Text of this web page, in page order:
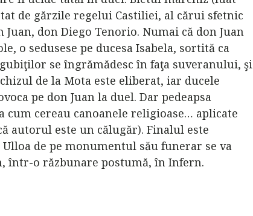
de gărzile regelui Castiliei, al cărui sfetnic
don Diego Tenorio. Numai că don Juan
o sedusese pe ducesa Isabela, sortită ca
se îngrămădesc în faţa suveranului, şi
de la Mota este eliberat, iar ducele
pe don Juan la duel. Dar pedeapsa
cum cereau canoanele religioase… aplicate
autorul este un călugăr). Finalul este
de pe monumentul său funerar se va
într-o răzbunare postumă, în Infern.